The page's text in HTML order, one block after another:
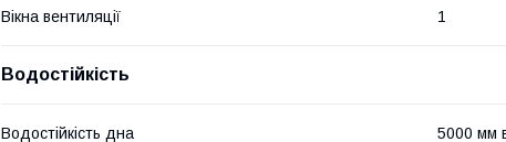
Вікна вентиляції 1
Водостійкість
Водостійкість дна 5000 мм